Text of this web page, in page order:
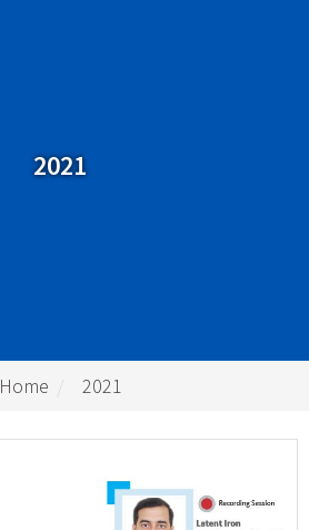
2021
Home 2021